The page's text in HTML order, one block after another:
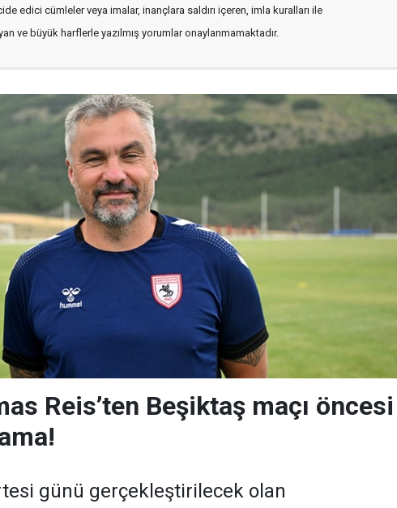
edici cümleler veya imalar, inançlara saldırı içeren, imla kuralları ile
ve büyük harflerle yazılmış yorumlar onaylanmamaktadır.
Reis’ten Beşiktaş maçı öncesi
günü gerçekleştirilecek olan